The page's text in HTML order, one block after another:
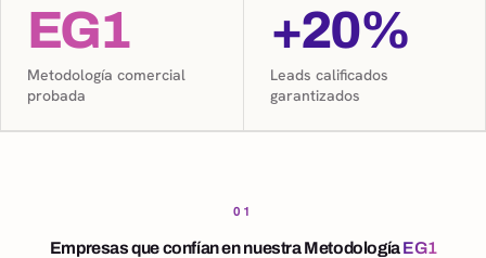
EG1
Metodología comercial
probada
+20%
Leads calificados
garantizados
01
Empresas que confían en nuestra MetodologíaEG1